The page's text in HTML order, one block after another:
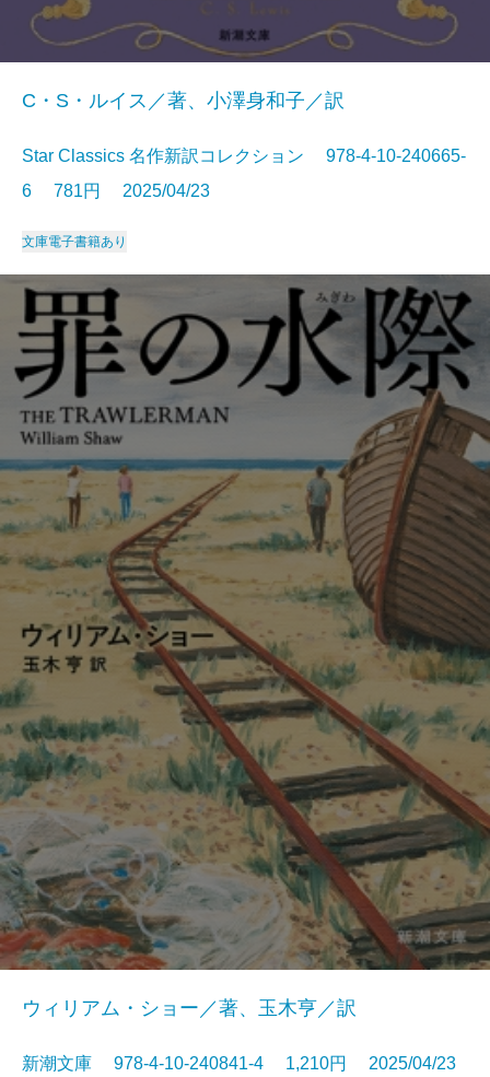
C・S・ルイス／著、小澤身和子／訳
Star Classics 名作新訳コレクション 978-4-10-240665-
6 781円 2025/04/23
文庫電子書籍あり
ウィリアム・ショー／著、玉木亨／訳
新潮文庫 978-4-10-240841-4 1,210円 2025/04/23